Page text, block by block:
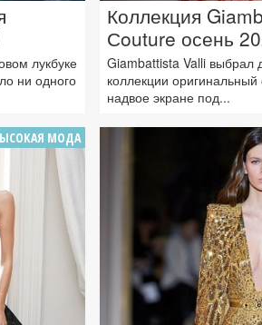
лукбуке
ни одного
Коллекция
Сouture осень
Giambattista Valli выбрал
коллекции
надвое экране под...
МОДА